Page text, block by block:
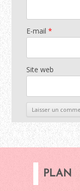
E-mail *
Site web
PLAN